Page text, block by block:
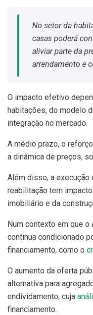
No setor da
casas poderá
aliviar parte da
arrendamento e
O impacto efetivo
habitações, do modelo
integração no mercado.
A médio prazo, o
a dinâmica de preços,
Além disso, a
reabilitação tem
imobiliário e da
Num contexto em que o
continua condicionado
financiamento, como o
O aumento da oferta
alternativa para
endividamento, cuja
financiamento.